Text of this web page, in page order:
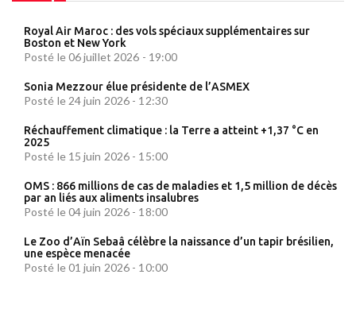
Royal Air Maroc : des vols spéciaux supplémentaires sur
Boston et New York
Posté le 06 juillet 2026 - 19:00
Sonia Mezzour élue présidente de l’ASMEX
Posté le 24 juin 2026 - 12:30
Réchauffement climatique : la Terre a atteint +1,37 °C en
2025
Posté le 15 juin 2026 - 15:00
OMS : 866 millions de cas de maladies et 1,5 million de décès
par an liés aux aliments insalubres
Posté le 04 juin 2026 - 18:00
Le Zoo d’Aïn Sebaâ célèbre la naissance d’un tapir brésilien,
une espèce menacée
Posté le 01 juin 2026 - 10:00